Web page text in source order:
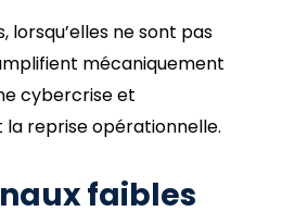
lorsqu’elles ne sont pas
mécaniquement
cybercrise et
reprise opérationnelle.
faibles